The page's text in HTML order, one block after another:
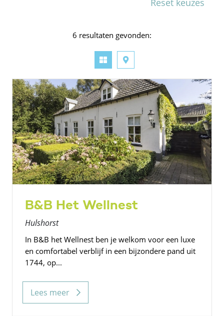
Reset keuzes
6 resultaten gevonden:
B&B Het Wellnest
Hulshorst
In B&B het Wellnest ben je welkom voor een luxe
en comfortabel verblijf in een bijzondere pand uit
1744, op...
Lees meer